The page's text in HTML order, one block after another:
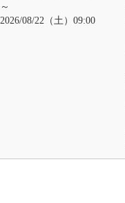
～
2026/08/22（土）09:00